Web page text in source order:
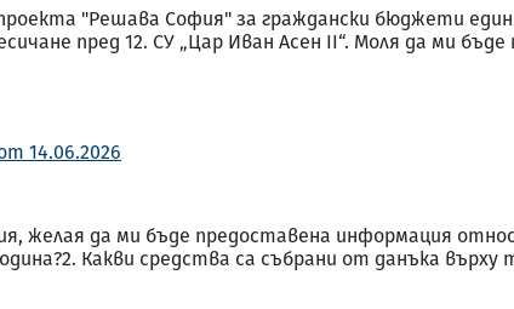
"Решава София" за граждански бюджети
пред 12. СУ „Цар Иван Асен II“. Моля да ми
14.06.2026
желая да ми бъде предоставена информация
Какви средства са събрани от данъка